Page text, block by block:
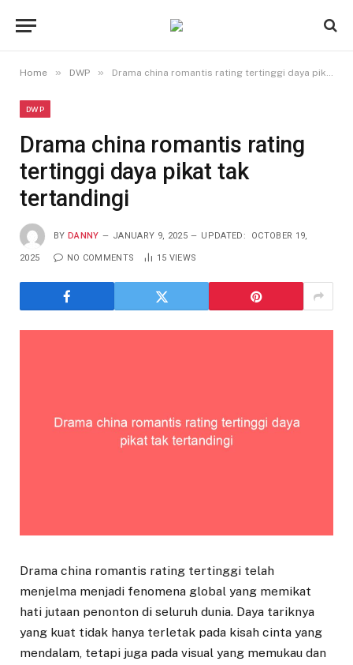
Home » DWP » Drama china romantis rating tertinggi daya pikat tak tertandingi
DWP
Drama china romantis rating
tertinggi daya pikat tak
tertandingi
BY DANNY JANUARY 9, 2025 UPDATED: OCTOBER 19,
2025 NO COMMENTS 15 VIEWS
Drama china romantis rating tertinggi telah
menjelma menjadi fenomena global yang memikat
hati jutaan penonton di seluruh dunia. Daya tariknya
yang kuat tidak hanya terletak pada kisah cinta yang
mendalam, tetapi juga pada visual yang memukau dan